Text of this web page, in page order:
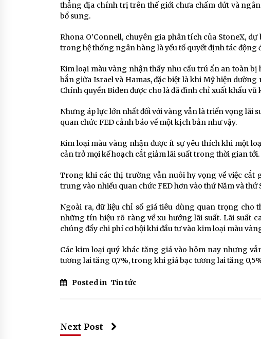
thẳng địa chính trị trên thế giới chưa chấm dứt và
bổ sung.
Rhona O’Connell, chuyên gia phân tích của StoneX,
trong hệ thống ngân hàng là yếu tố quyết định tác
Kim loại màu vàng nhận thấy nhu cầu trú ẩn an toàn
bắn giữa Israel và Hamas, đặc biệt là khi Mỹ hiện
Chính quyền Biden được cho là đã đình chỉ xuất khẩu
Nhưng áp lực lớn nhất đối với vàng vẫn là triển vọng lãi
quan chức FED cảnh báo về một kịch bản như vậy.
Kim loại màu vàng nhận được ít sự yêu thích khi một
cản trở mọi kế hoạch cắt giảm lãi suất trong thời gian tới.
Trong khi các thị trường vẫn nuôi hy vọng về việc cắt
trung vào nhiều quan chức FED hơn vào thứ Năm và thứ
Ngoài ra, dữ liệu chỉ số giá tiêu dùng quan trọng cho
những tín hiệu rõ ràng về xu hướng lãi suất. Lãi suất
chúng đẩy chi phí cơ hội khi đầu tư vào kim loại màu
Các kim loại quý khác tăng giá vào hôm nay nhưng
tương lai tăng 0,7%, trong khi giá bạc tương lai tăng
Posted in Tin tức
Next Post